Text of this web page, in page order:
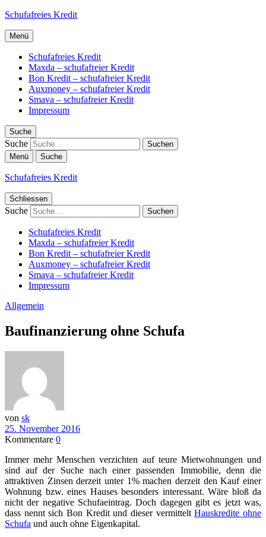
Schufafreies Kredit
Menü
Schufafreies Kredit
Maxda – schufafreier Kredit
Bon Kredit – schufafreier Kredit
Auxmoney – schufafreier Kredit
Smava – schufafreier Kredit
Impressum
Suche
Suche
Menü Suche
Schufafreies Kredit
Schliessen
Suche
Schufafreies Kredit
Maxda – schufafreier Kredit
Bon Kredit – schufafreier Kredit
Auxmoney – schufafreier Kredit
Smava – schufafreier Kredit
Impressum
Allgemein
Baufinanzierung ohne Schufa
von sk
25. November 2016
Kommentare 0
Immer mehr Menschen verzichten auf teure Mietwohnungen und
sind auf der Suche nach einer passenden Immobilie, denn die
attraktiven Zinsen derzeit unter 1% machen derzeit den Kauf einer
Wohnung bzw. eines Hauses besonders interessant. Wäre bloß da
nicht der negative Schufaeintrag. Doch dagegen gibt es jetzt was,
dass nennt sich Bon Kredit und dieser vermitteltHauskredite ohne
Schufa und auch ohne Eigenkapital.